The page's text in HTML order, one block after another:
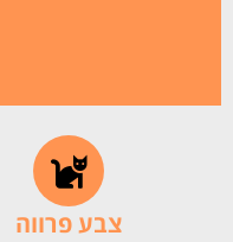
צבע פרווה